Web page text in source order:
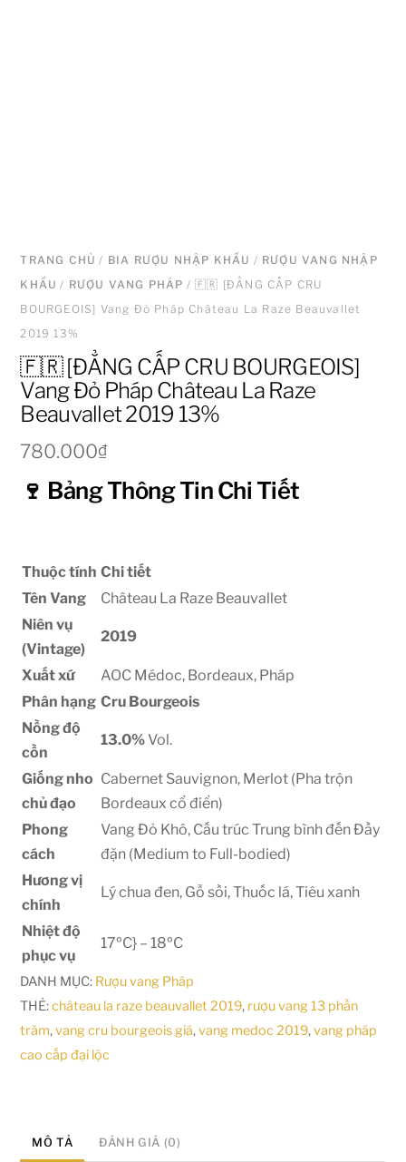
TRANG CHỦ / BIA RƯỢU NHẬP KHẨU / RƯỢU VANG NHẬP
KHẨU / RƯỢU VANG PHÁP / 🇫🇷 [ĐẲNG CẤP CRU
BOURGEOIS] Vang Đỏ Pháp Château La Raze Beauvallet
2019 13%
🇫🇷 [ĐẲNG CẤP CRU BOURGEOIS]
Vang Đỏ Pháp Château La Raze
Beauvallet 2019 13%
780.000₫
🍷 Bảng Thông Tin Chi Tiết
Thuộc tính Chi tiết
Tên Vang
Château La Raze Beauvallet
Niên vụ
(Vintage)
2019
Xuất xứ
AOC Médoc, Bordeaux, Pháp
Phân hạng Cru Bourgeois
Nồng độ
cồn
13.0%Vol.
Giống nho
chủ đạo
Cabernet Sauvignon, Merlot (Pha trộn
Bordeaux cổ điển)
Phong
cách
Vang Đỏ Khô, Cấu trúc Trung bình đến Đầy
đặn (Medium to Full-bodied)
Hương vị
chính
Lý chua đen, Gỗ sồi, Thuốc lá, Tiêu xanh
Nhiệt độ
phục vụ
17ºC} – 18ºC
DANH MỤC: Rượu vang Pháp
THẺ:château la raze beauvallet 2019, rượu vang 13 phần
trăm,vang cru bourgeois giá,vang medoc 2019,vang pháp
cao cấp đại lộc
MÔ TẢ ĐÁNH GIÁ (0)